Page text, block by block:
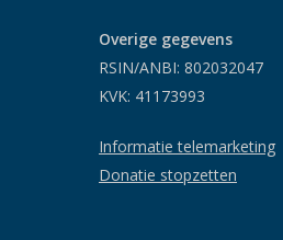
Overige gegevens
RSIN/ANBI: 802032047
KVK: 41173993
Informatie telemarketing
Donatie stopzetten